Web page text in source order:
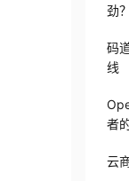
劲
码
线
者
云